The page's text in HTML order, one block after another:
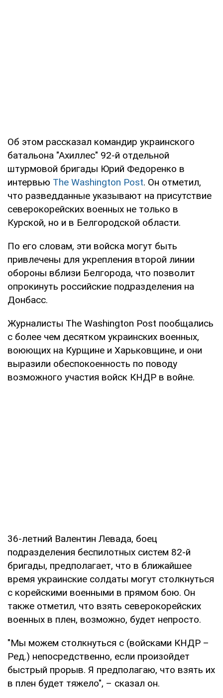
Об этом рассказал командир украинского
батальона "Ахиллес" 92-й отдельной
штурмовой бригады Юрий Федоренко в
интервью The Washington Post. Он отметил,
что разведданные указывают на присутствие
северокорейских военных не только в
Курской, но и в Белгородской области.
По его словам, эти войска могут быть
привлечены для укрепления второй линии
обороны вблизи Белгорода, что позволит
опрокинуть российские подразделения на
Донбасс.
Журналисты The Washington Post пообщались
с более чем десятком украинских военных,
воюющих на Курщине и Харьковщине, и они
выразили обеспокоенность по поводу
возможного участия войск КНДР в войне.
36-летний Валентин Левада, боец
подразделения беспилотных систем 82-й
бригады, предполагает, что в ближайшее
время украинские солдаты могут столкнуться
с корейскими военными в прямом бою. Он
также отметил, что взять северокорейских
военных в плен, возможно, будет непросто.
"Мы можем столкнуться с (войсками КНДР –
Ред.) непосредственно, если произойдет
быстрый прорыв. Я предполагаю, что взять их
в плен будет тяжело", – сказал он.